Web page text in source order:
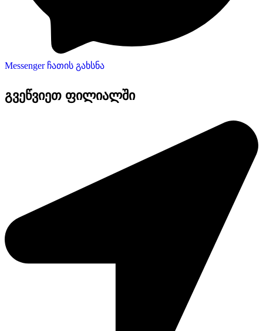
Messenger ჩათის გახსნა
გვეწვიეთ ფილიალში​